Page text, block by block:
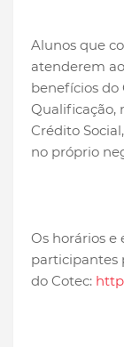
Alunos que
atenderem
benefícios do
Qualificação,
Crédito
no próprio
Os horários e
participantes
do Cotec: